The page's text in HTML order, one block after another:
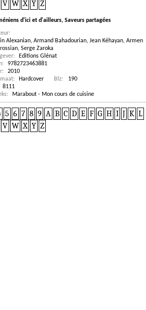
V W X Y Z
d'ici et d'ailleurs, Saveurs partagées
Alexanian, Armand Bahadourian, Jean Kéhayan, Armen
, Serge Zaroka
Editions Glénat
9782723463881
2010
Hardcover Blz:
190
8111
Marabout - Mon cours de cuisine
5 6 7 8 9 A B C D E F G H I J K L
V W X Y Z